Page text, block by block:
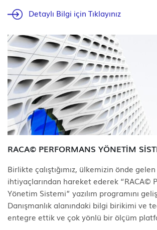
Detaylı Bilgi için Tıklayınız
RACA© PERFORMANS YÖNETİM
Birlikte çalıştığımız, ülkemizin önde
ihtiyaçlarından hareket ederek “RACA©
Yönetim Sistemi” yazılım programını
Danışmanlık alanındaki bilgi birikimi ve
entegre ettik ve çok yönlü bir ölçüm